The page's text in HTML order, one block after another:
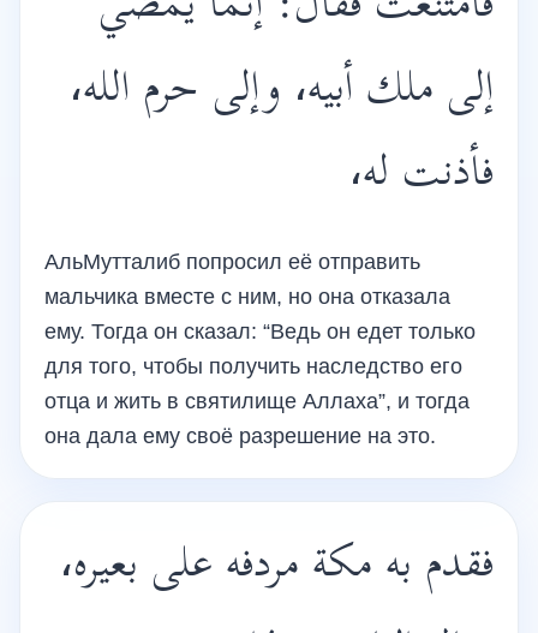
إلى ملك أبيه، وإلى حرم الله،
فأذنت له،
АльМутталиб попросил её отправить
мальчика вместе с ним, но она отказала
ему. Тогда он сказал: “Ведь он едет только
для того, чтобы получить наследство его
отца и жить в святилище Аллаха”, и тогда
она дала ему своё разрешение на это.
فقدم به مكة مردفه على بعيره،